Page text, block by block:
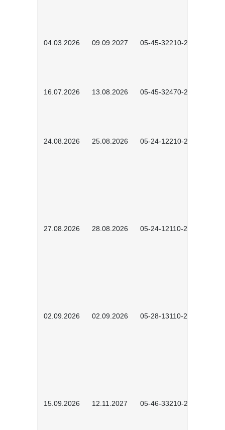
04.03.2026 09.09.2027 05-45-32210-2601
16.07.2026 13.08.2026 05-45-32470-2601
24.08.2026 25.08.2026 05-24-12210-2601
27.08.2026 28.08.2026 05-24-12110-2601
02.09.2026 02.09.2026 05-28-13110-2605
15.09.2026 12.11.2027 05-46-33210-2601